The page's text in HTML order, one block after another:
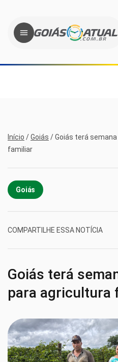
Início /Goiás /Goiás terá
familiar
Goiás
COMPARTILHE ESSA NOTÍCIA
Goiás terá
para agricultura